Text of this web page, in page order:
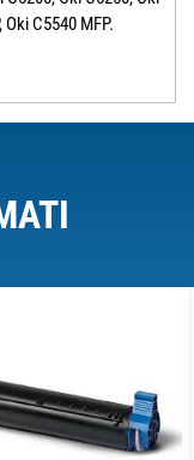
C5540 MFP.